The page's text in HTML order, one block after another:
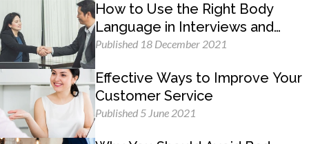
How to Use the Right Body
Language in Interviews and
Business Meetings
Published 18 December 2021
Effective Ways to Improve Your
Customer Service
Published 5 June 2021